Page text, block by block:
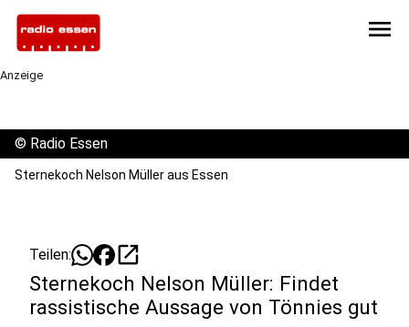
menu
Anzeige
© Radio Essen
Sternekoch Nelson Müller aus Essen
Teilen: open_in_new
Sternekoch Nelson Müller: Findet
rassistische Aussage von Tönnies gut